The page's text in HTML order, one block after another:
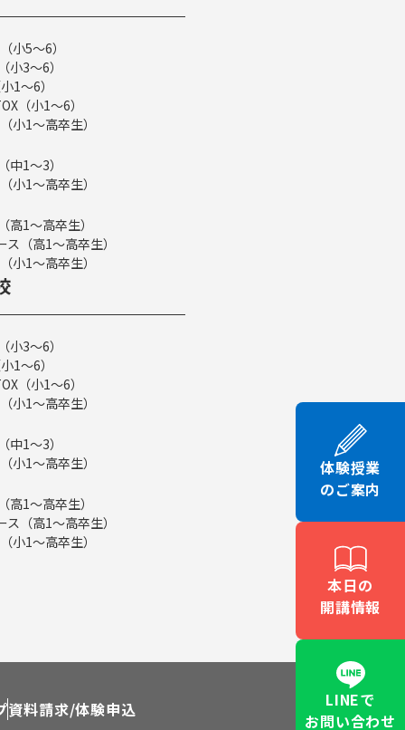
小5～6）
小3～6）
1～6）
（小1～6）
小1～高卒生）
中1～3）
小1～高卒生）
高1～高卒生）
（高1～高卒生）
小1～高卒生）
小3～6）
1～6）
（小1～6）
小1～高卒生）
中1～3）
小1～高卒生）
高1～高卒生）
（高1～高卒生）
小1～高卒生）
資料請求/体験申込
体験授業
のご案内
本日の
開講情報
LINEで
お問い合わせ